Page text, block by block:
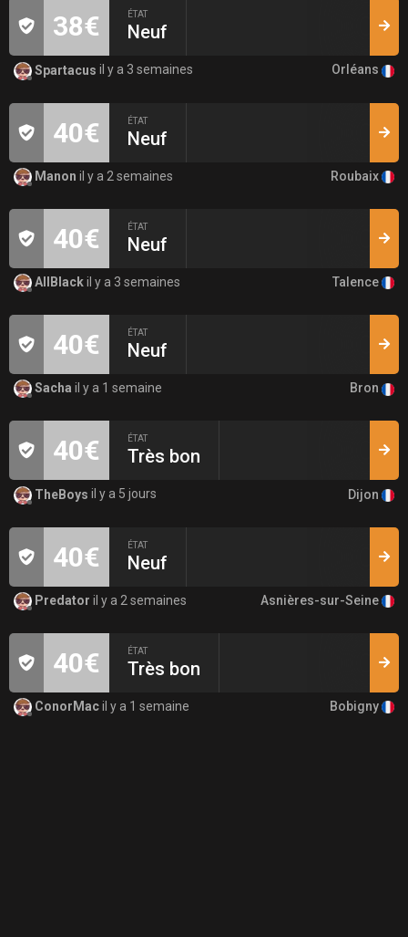
38€ ÉTAT
Neuf
Spartacus il y a 3 semaines Orléans
40€ ÉTAT
Neuf
Manon il y a 2 semaines Roubaix
40€ ÉTAT
Neuf
AllBlackil y a 3 semaines Talence
40€ ÉTAT
Neuf
Sacha il y a 1 semaine Bron
40€ ÉTAT
Très bon
TheBoys il y a 5 jours Dijon
40€ ÉTAT
Neuf
Predator il y a 2 semaines Asnières-sur-Seine
40€ ÉTAT
Très bon
ConorMacil y a 1 semaine Bobigny